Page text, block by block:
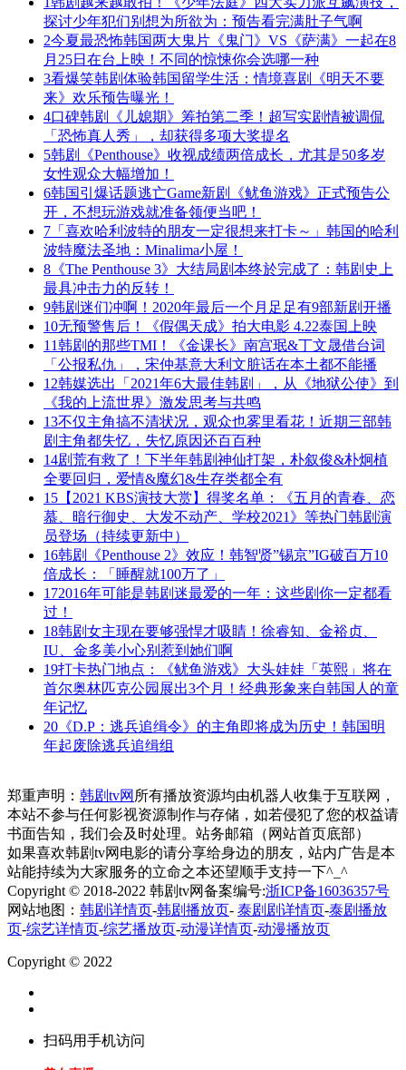
探讨少年犯们别想为所欲为：预告看完满肚子气啊
2今夏最恐怖韩国两大鬼片《鬼门》VS《萨满》一起在8
月25日在台上映！不同的惊悚你会选哪一种
3看爆笑韩剧体验韩国留学生活：情境喜剧《明天不要
来》欢乐预告曝光！
4口碑韩剧《儿媳期》筹拍第二季！超写实剧情被调侃
「恐怖真人秀」，却获得多项大奖提名
5韩剧《Penthouse》收视成绩两倍成长，尤其是50多岁
女性观众大幅增加！
6韩国引爆话题逃亡Game新剧《鱿鱼游戏》正式预告公
开，不想玩游戏就准备领便当吧！
7 「喜欢哈利波特的朋友一定很想来打卡～」韩国的哈利
波特魔法圣地：Minalima小屋！
8 《The Penthouse 3》大结局剧本终於完成了：韩剧史上
最具冲击力的反转！
9韩剧迷们冲啊！2020年最后一个月足足有9部新剧开播
10无预警售后！《假偶天成》拍大电影 4.22泰国上映
11韩剧的那些TMI！《金课长》南宫珉&丁文晟借台词
「公报私仇」，宋仲基意大利文脏话在本土都不能播
12韩媒选出「2021年6大最佳韩剧」，从《地狱公使》到
《我的上流世界》激发思考与共鸣
13不仅主角搞不清状况，观众也雾里看花！近期三部韩
剧主角都失忆，失忆原因还百百种
14剧荒有救了！下半年韩剧神仙打架，朴叙俊&朴炯植
全要回归，爱情&魔幻&生存类都全有
15 【2021 KBS演技大赏】得奖名单：《五月的青春、恋
慕、暗行御史、大发不动产、学校2021》等热门韩剧演
员登场（持续更新中）
16韩剧《Penthouse 2》效应！韩智贤”锡京”IG破百万10
倍成长：「睡醒就100万了」
172016年可能是韩剧迷最爱的一年：这些剧你一定都看
过！
18韩剧女主现在要够强悍才吸睛！徐睿知、金裕贞、
IU、金多美小心别惹到她们啊
19打卡热门地点：《鱿鱼游戏》大头娃娃「英熙」将在
首尔奥林匹克公园展出3个月！经典形象来自韩国人的童
年记忆
20 《D.P：逃兵追缉令》的主角即将成为历史！韩国明
年起废除逃兵追缉组
郑重声明： 韩剧tv网 所有播放资源均由机器人收集于互联网，
本站不参与任何影视资源制作与存储，如若侵犯了您的权益请
书面告知，我们会及时处理。站务邮箱（网站首页底部）
如果喜欢韩剧tv网电影的请分享给身边的朋友，站内广告是本
站能持续为大家服务的立命之本还望顺手支持一下^_^
Copyright © 2018-2022 韩剧tv网备案编号:浙ICP备16036357号
网站地图： 韩剧详情页-韩剧播放页- 泰剧剧详情页-泰剧播放
页-综艺详情页-综艺播放页-动漫详情页-动漫播放页
Copyright © 2022
扫码用手机访问